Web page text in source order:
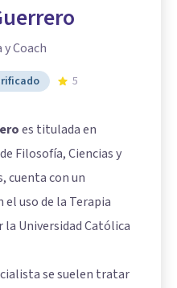
Coach
5
es titulada en
Filosofía, Ciencias y
cuenta con un
uso de la Terapia
Universidad Católica
se suelen tratar